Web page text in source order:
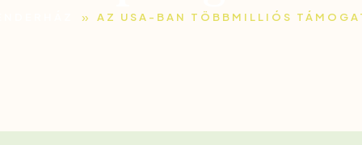
» AZ USA-BAN TÖBBMILLIÓS